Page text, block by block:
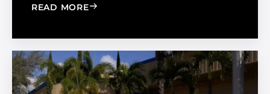
READ MORE: CHOOSE THE RIGHT BLACK PEARL